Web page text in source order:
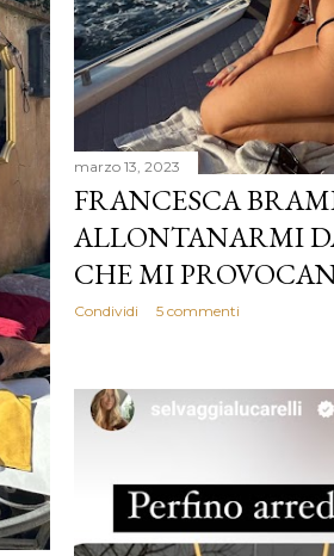
marzo 13, 2023
FRANCESCA
ALLONTANARMI
CHE MI
Condividi 5 commenti